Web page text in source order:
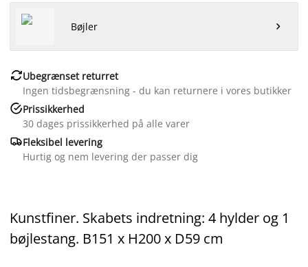
Bøjler 
Ubegrænset returret
Ingen tidsbegrænsning - du kan returnere i vores butikker
Prissikkerhed
30 dages prissikkerhed på alle varer
Fleksibel levering
Hurtig og nem levering der passer dig
Kunstfiner. Skabets indretning: 4 hylder og 1
bøjlestang. B151 x H200 x D59 cm